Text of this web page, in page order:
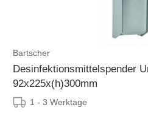
Bartscher
Desinfektionsmittelspender
92x225x(h)300mm
1 - 3 Werktage